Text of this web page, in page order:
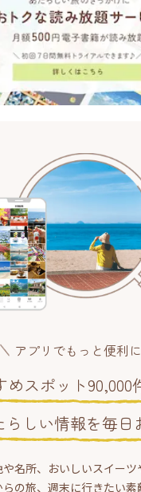
アプリでもっと便利に
めスポット90,000
らしい情報を毎日
名所、おいしいスイーツ
の旅、週末に行きたい素